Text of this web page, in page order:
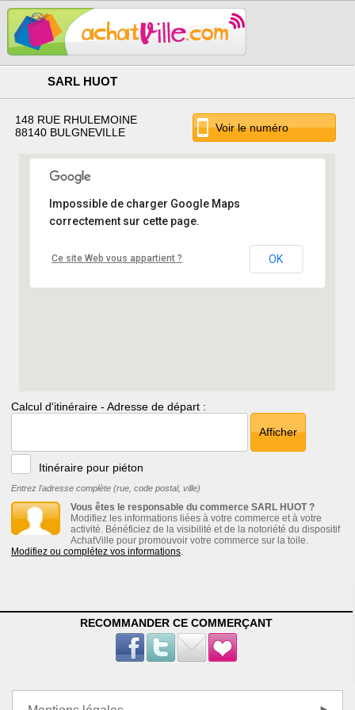
SARL HUOT
148 RUE RHULEMOINE
88140 BULGNEVILLE
Voir le numéro
Impossible de charger Google Maps
correctement sur cette page.
Ce site Web vous appartient ? OK
Calcul d'itinéraire - Adresse de départ :
Afficher
Itinéraire pour piéton
Entrez l'adresse complète (rue, code postal, ville)
Vous êtes le responsable du commerce SARL HUOT ?
Modifiez les informations liées à votre commerce et à votre
activité. Bénéficiez de la visibilité et de la notoriété du dispositif
AchatVille pour promouvoir votre commerce sur la toile.
Modifiez ou complétez vos informations.
RECOMMANDER CE COMMERÇANT